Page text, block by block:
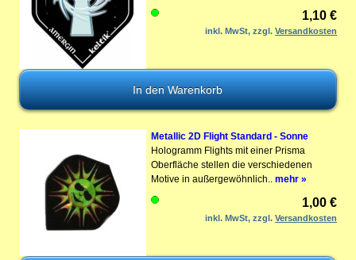
1,10 €
inkl. MwSt, zzgl.Versandkosten
Metallic 2D Flight Standard - Sonne
Hologramm Flights mit einer Prisma
Oberfläche stellen die verschiedenen
Motive in außergewöhnlich.. mehr »
1,00 €
inkl. MwSt, zzgl.Versandkosten